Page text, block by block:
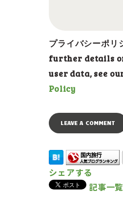
プライバシーポリ
further details
user data, see
Policy
シェアする
記事一